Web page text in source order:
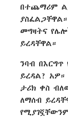
በተጨማሪም
መግዛትና
ይረዳቸዋል።
ንባብ
ይረዳል?
ታሪክ ቀስ
ለማሰብ